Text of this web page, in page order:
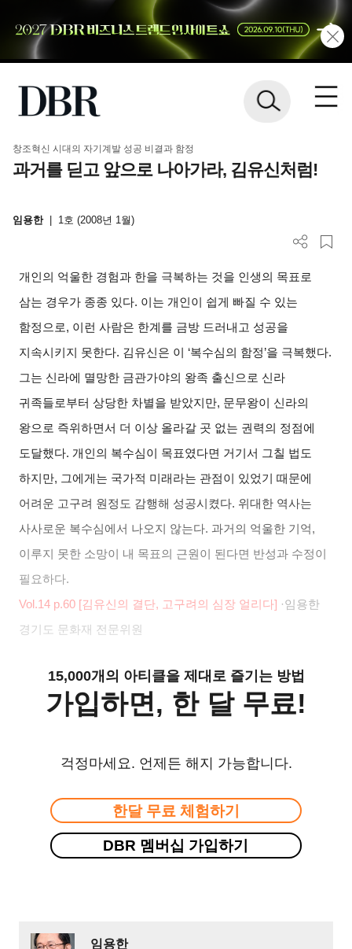
창조혁신 시대의 자기계발 성공 비결과 함정
과거를 딛고 앞으로 나아가라, 김유신처럼!
임용한 1호 (2008년 1월)
개인의 억울한 경험과 한을 극복하는 것을 인생의 목표로
삼는 경우가 종종 있다. 이는 개인이 쉽게 빠질 수 있는
함정으로, 이런 사람은 한계를 금방 드러내고 성공을
지속시키지 못한다. 김유신은 이 ‘복수심의 함정’을 극복했다.
그는 신라에 멸망한 금관가야의 왕족 출신으로 신라
귀족들로부터 상당한 차별을 받았지만, 문무왕이 신라의
왕으로 즉위하면서 더 이상 올라갈 곳 없는 권력의 정점에
도달했다. 개인의 복수심이 목표였다면 거기서 그칠 법도
하지만, 그에게는 국가적 미래라는 관점이 있었기 때문에
어려운 고구려 원정도 감행해 성공시켰다. 위대한 역사는
사사로운 복수심에서 나오지 않는다. 과거의 억울한 기억,
이루지 못한 소망이 내 목표의 근원이 된다면 반성과 수정이
필요하다.
Vol.14 p.60 [김유신의 결단, 고구려의 심장 얼리다] ·임용한
경기도 문화재 전문위원
15,000개의 아티클을 제대로 즐기는 방법
가입하면, 한 달 무료!
걱정마세요. 언제든 해지 가능합니다.
한달 무료 체험하기
DBR 멤버십 가입하기
임용한